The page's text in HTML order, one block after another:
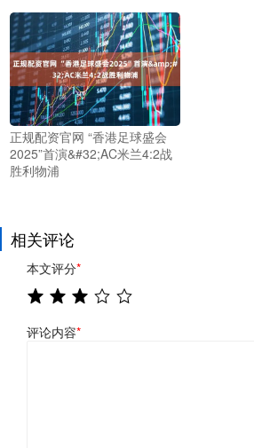
正规配资官网 “香港足球盛会
2025”首演&#32;AC米兰4:2战
胜利物浦
相关评论
本文评分*
评论内容*